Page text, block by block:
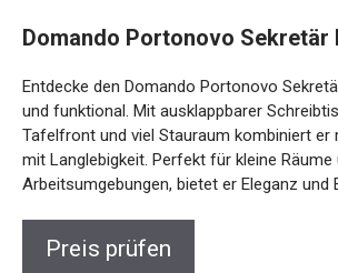
Domando Portonovo Sekretär
Entdecke den Domando Portonovo
und funktional. Mit ausklappbarer
Tafelfront und viel Stauraum kombiniert er
mit Langlebigkeit. Perfekt für kleine Räume
Arbeitsumgebungen, bietet er Eleganz und
Preis prüfen